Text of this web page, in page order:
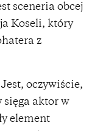
sceneria obcej
Koseli, który
z
oczywiście,
sięga aktor w
element